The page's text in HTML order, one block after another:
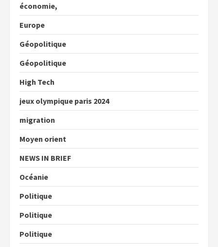
économie,
Europe
Géopolitique
Géopolitique
High Tech
jeux olympique paris 2024
migration
Moyen orient
NEWS IN BRIEF
Océanie
Politique
Politique
Politique